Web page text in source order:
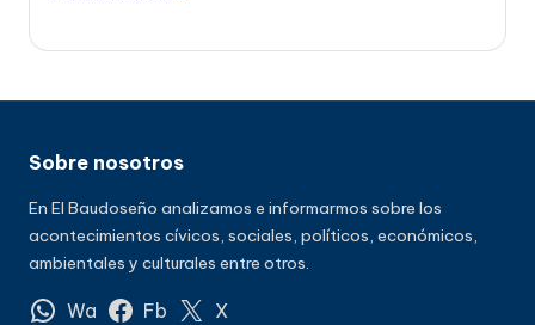
Sobre nosotros
En El Baudoseño analizamos e informarmos sobre los
acontecimientos cívicos, sociales, políticos, económicos,
ambientales y culturales entre otros.
Wa Fb X